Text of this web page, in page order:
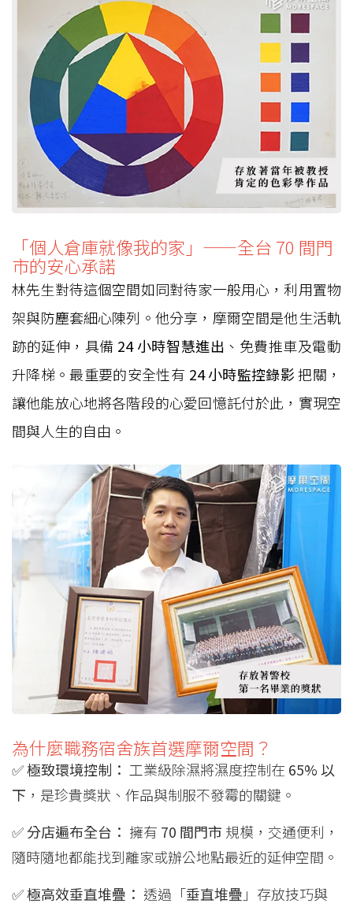
「個人倉庫就像我的家」——全台 70 間門
市的安心承諾
林先生對待這個空間如同對待家一般用心，利用置物
架與防塵套細心陳列。他分享，摩爾空間是他生活軌
跡的延伸，具備 24 小時智慧進出 、免費推車及電動
升降梯。最重要的安全性有 24 小時監控錄影把關，
讓他能放心地將各階段的心愛回憶託付於此，實現空
間與人生的自由。
為什麼職務宿舍族首選摩爾空間？
✅極致環境控制： 工業級除濕將濕度控制在 65% 以
下 ，是珍貴獎狀、作品與制服不發霉的關鍵。
✅分店遍布全台： 擁有 70 間門市 規模，交通便利，
隨時隨地都能找到離家或辦公地點最近的延伸空間。
✅極高效垂直堆疊： 透過「垂直堆疊 」存放技巧與